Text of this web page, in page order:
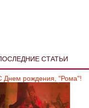
СТАТЬИ
Днем рождения, "Рома"!